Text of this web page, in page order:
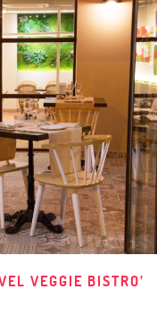
VEGGIE BISTRO’